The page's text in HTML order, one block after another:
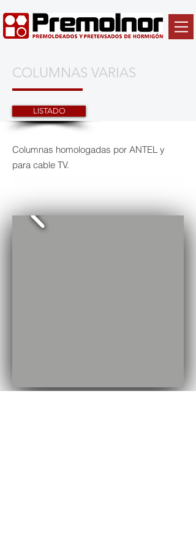
COLUMNAS VARIAS
LISTADO
Columnas homologadas por ANTEL y
para cable TV.